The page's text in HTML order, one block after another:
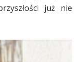
już nie